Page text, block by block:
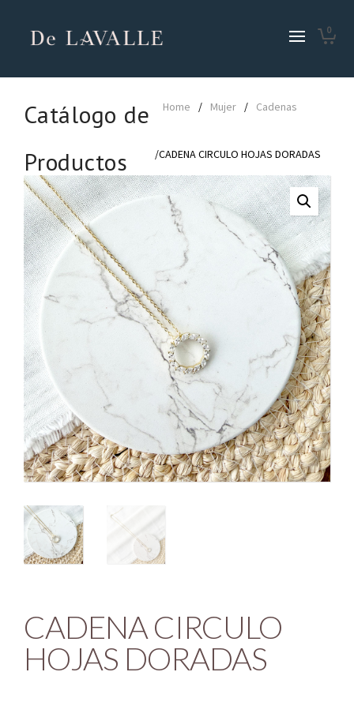
0
Catálogo de
Productos
Home / Mujer / Cadenas
/CADENA CIRCULO HOJAS DORADAS
CADENA CIRCULO
HOJAS DORADAS